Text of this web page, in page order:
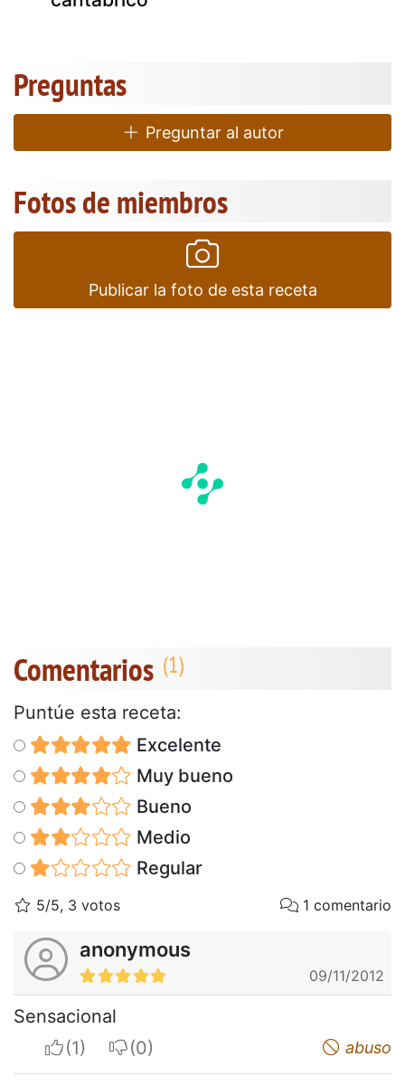
Preguntas
Preguntar al autor
Fotos de miembros
Publicar la foto de esta receta
Comentarios
Puntúe esta receta:
Excelente
Muy bueno
Bueno
Medio
Regular
5/5, 3 votos 1 comentario
anonymous
09/11/2012
Sensacional
I apreciateI do not appreciate abuso